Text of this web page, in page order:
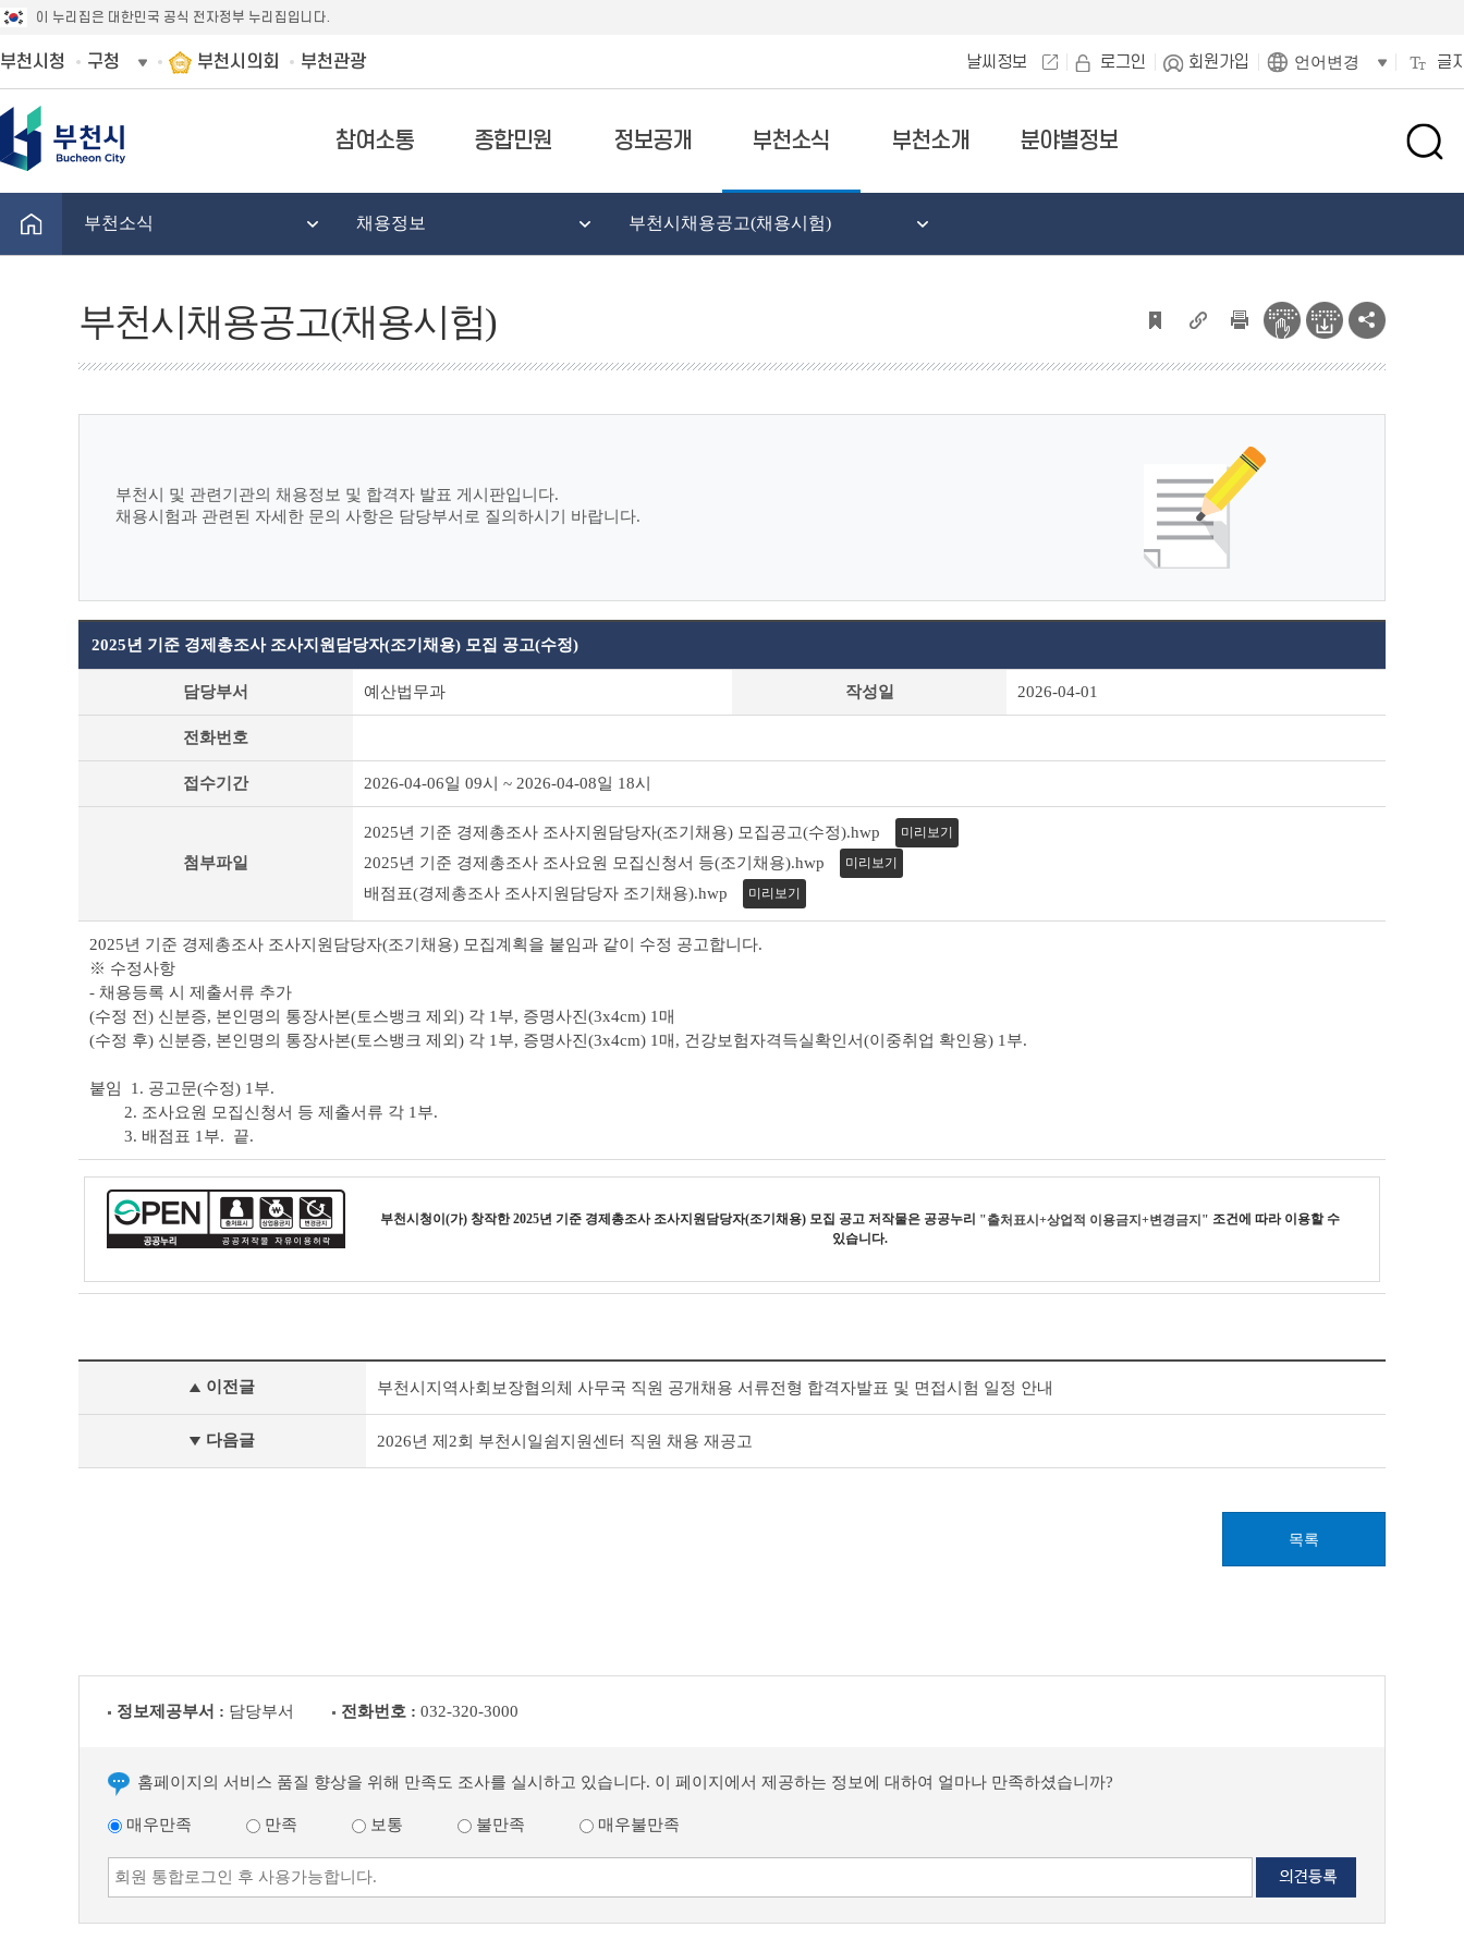
이 누리집은 대한민국 공식 전자정부 누리집입니다.
부천시청 구청 부천시의회 부천관광 날씨정보 로그인 회원가입 언어변경 글
참여소통 종합민원 정보공개 부천소식 부천소개 분야별정보
검
창
부천소식 채용정보 부천시채용공고(채용시험)
부천시채용공고(채용시험)
부천시 및 관련기관의 채용정보 및 합격자 발표 게시판입니다.
채용시험과 관련된 자세한 문의 사항은 담당부서로 질의하시기 바랍니다.
용
고
조
회
테
이
블
2025년 기준 경제총조사 조사지원담당자(조기채용) 모집 공고(수정)
담당부서 예산법무과 작성일 2026-04-01
전화번호
접수기간 2026-04-06일 09시 ~ 2026-04-08일 18시
첨부파일
2025년 기준 경제총조사 조사지원담당자(조기채용) 모집공고(수정).hwp 미리보기
2025년 기준 경제총조사 조사요원 모집신청서 등(조기채용).hwp 미리보기
배점표(경제총조사 조사지원담당자 조기채용).hwp 미리보기
2025년 기준 경제총조사 조사지원담당자(조기채용) 모집계획을 붙임과 같이 수정 공고합니다.
※ 수정사항
- 채용등록 시 제출서류 추가
(수정 전) 신분증, 본인명의 통장사본(토스뱅크 제외) 각 1부, 증명사진(3x4cm) 1매
(수정 후) 신분증, 본인명의 통장사본(토스뱅크 제외) 각 1부, 증명사진(3x4cm) 1매, 건강보험자격득실확인서(이중취업 확인용) 1부.
붙임 1. 공고문(수정) 1부.
2. 조사요원 모집신청서 등 제출서류 각 1부.
3. 배점표 1부. 끝.
부천시청이(가) 창작한2025년 기준 경제총조사 조사지원담당자(조기채용) 모집 공고 저작물은 공공누리 "출처표시+상업적 이용금지+변경금지" 조건에 따라 이용할 수
있습니다.
시
공
음
이전글 부천시지역사회보장협의체 사무국 직원 공개채용 서류전형 합격자발표 및 면접시험 일정 안내
다음글 2026년 제2회 부천시일쉼지원센터 직원 채용 재공고
목록
정보제공부서 : 담당부서 전화번호 : 032-320-3000
홈페이지의 서비스 품질 향상을 위해 만족도 조사를 실시하고 있습니다. 이 페이지에서 제공하는 정보에 대하여 얼마나 만족하셨습니까?
매우만족 만족 보통 불만족 매우불만족